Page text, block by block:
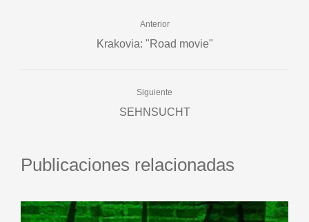
Anterior
Krakovia: "Road movie"
Siguiente
SEHNSUCHT
Publicaciones relacionadas